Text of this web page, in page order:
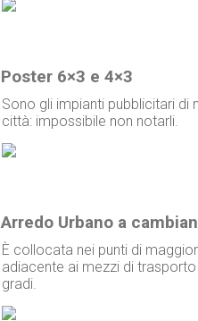
Poster 6×3 e 4×3
Sono gli impianti pubblicitari di
città: impossibile non notarli.
Arredo Urbano a
È collocata nei punti di
adiacente ai mezzi di
gradi.